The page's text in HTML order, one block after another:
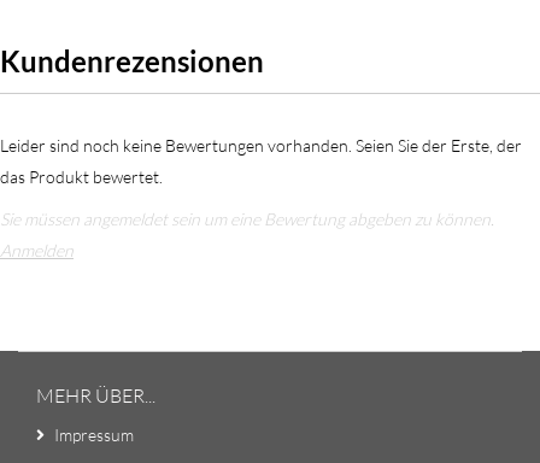
Kundenrezensionen
Leider sind noch keine Bewertungen vorhanden. Seien Sie der Erste, der
das Produkt bewertet.
Sie müssen angemeldet sein um eine Bewertung abgeben zu können.
Anmelden
MEHR ÜBER...
Impressum